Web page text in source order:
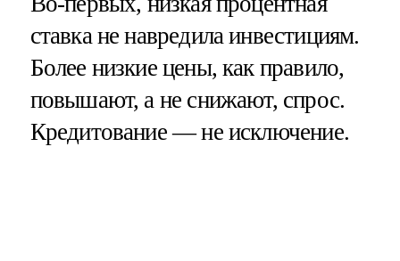
ставка не навредила инвестициям.
Более низкие цены, как правило,
повышают, а не снижают, спрос.
Кредитование — не исключение.